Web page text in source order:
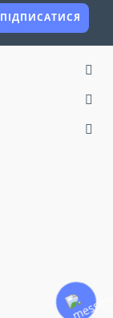
ПІДПИСАТИСЯ